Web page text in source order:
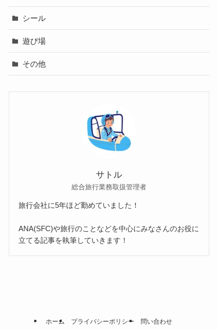
シール
遊び場
その他
サトル
総合旅行業務取扱管理者
旅行会社に5年ほど勤めていました！
ANA(SFC)や旅行のことなどを中心にみなさんのお役に
立てる記事を執筆していきます！
ホーム プライバシーポリシー 問い合わせ